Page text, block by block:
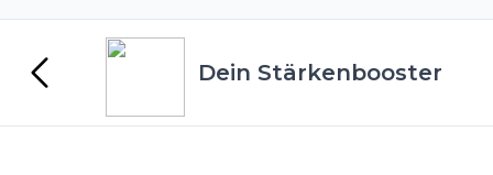
Dein Stärkenbooster